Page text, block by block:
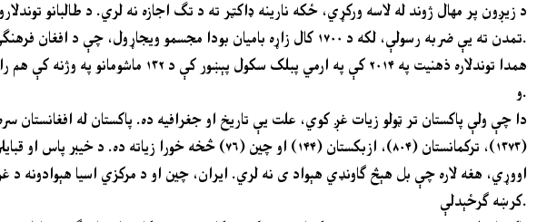
د زيږون پر مهال ژوند له لاسه ورکړي، ځکه نارينه ډاکټر ته د تګ اجازه نه لري. د طالبانو
تمدن ته يې ضربه رسولې، لکه د ۱۷۰۰ کال زاړه باميان بودا مجسمو ويجاړول، چې د افغان فرهنګي ميراث روښانه نښه وه.
همدا توندلاره ذهنيت په ۲۰۱۴ کې په
و.
(۱۳۷۳)، ترکمانستان (۸۰۴)، ازبکستان (۱۴۴) او چين (۷۶)
اووړي، هغه لاره چې بل هېڅ ګاونډي هېواد ی نه لري. ايران، چين او د مرکزي اسيا هېوادونه
کرښه ګرځېدلې.